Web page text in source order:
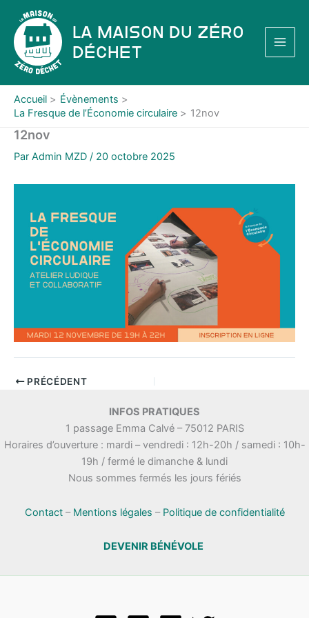
contenu
La Maison du Zéro
Déchet
Accueil
Évènements
La Fresque de l’Économie circulaire
12nov
12nov
Par Admin MZD / 20 octobre 2025
PRÉCÉDENT
INFOS PRATIQUES
1 passage Emma Calvé – 75012 PARIS
Horaires d’ouverture : mardi – vendredi : 12h-20h / samedi : 10h-
19h / fermé le dimanche & lundi
Nous sommes fermés les jours fériés
Contact– Mentions légales – Politique de confidentialité
DEVENIR BÉNÉVOLE